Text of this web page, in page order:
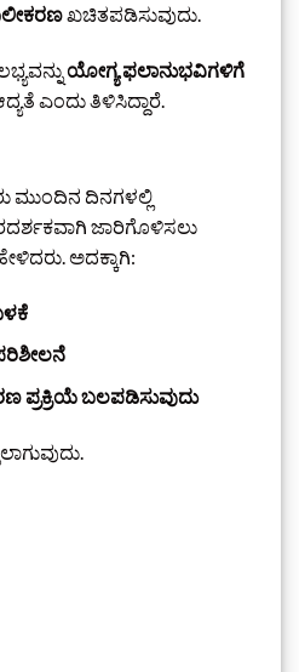
ಖಚಿತಪಡಿಸುವುದು.
ಯೋಗ್ಯ ಫಲಾನುಭವಿಗಳಿಗೆ
ಎಂದು ತಿಳಿಸಿದ್ದಾರೆ.
ಮುಂದಿನ ದಿನಗಳಲ್ಲಿ
ಜಾರಿಗೊಳಿಸಲು
ಅದಕ್ಕಾಗಿ:
ಪ್ರಕ್ರಿಯೆ ಬಲಪಡಿಸುವುದು